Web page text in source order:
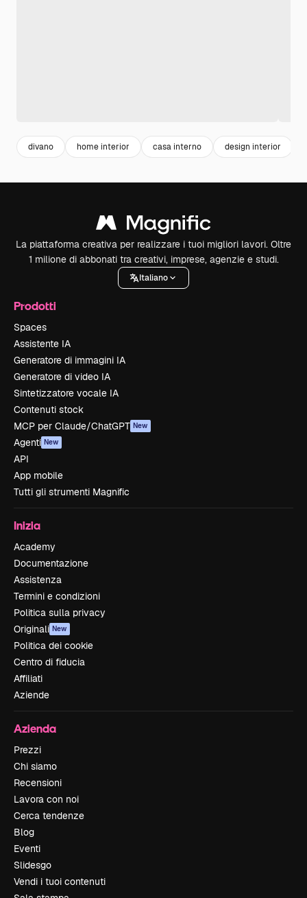
divano home interior casa interno design interior
La piattaforma creativa per realizzare i tuoi migliori lavori. Oltre
1 milione di abbonati tra creativi, imprese, agenzie e studi.
Italiano
Prodotti
Spaces
Assistente IA
Generatore di immagini IA
Generatore di video IA
Sintetizzatore vocale IA
Contenuti stock
MCP per Claude/ChatGPT New
Agenti New
API
App mobile
Tutti gli strumenti Magnific
Inizia
Academy
Documentazione
Assistenza
Termini e condizioni
Politica sulla privacy
Originali New
Politica dei cookie
Centro di fiducia
Affiliati
Aziende
Azienda
Prezzi
Chi siamo
Recensioni
Lavora con noi
Cerca tendenze
Blog
Eventi
Slidesgo
Vendi i tuoi contenuti